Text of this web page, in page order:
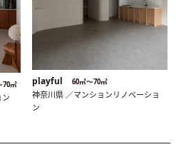
70㎡ playful 60㎡〜70㎡
神奈川県 ／マンションリノベーショ
ン